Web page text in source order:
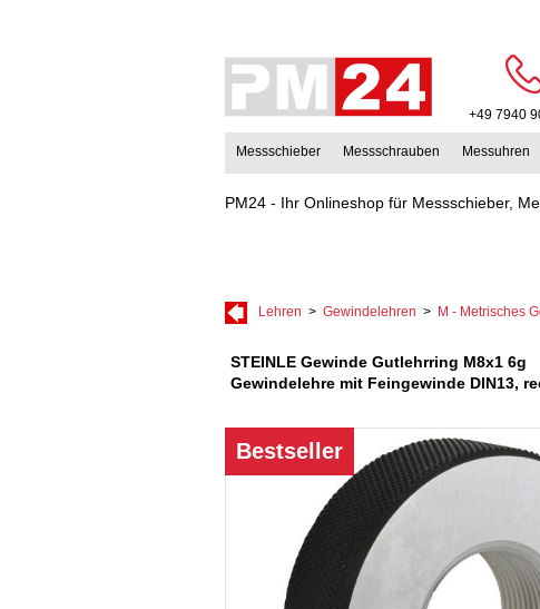
+49 7940
Messschieber Messschrauben Messuhren
PM24 - Ihr Onlineshop für Messschieber,
Lehren > Gewindelehren > M - Metrisches
STEINLE Gewinde Gutlehrring M8x1 6g
Gewindelehre mit Feingewinde DIN13,
Bestseller